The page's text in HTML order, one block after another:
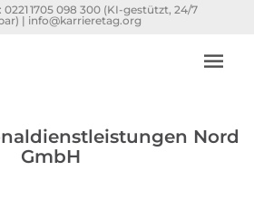
0221 1705 098 300 (KI-gestützt, 24/7
| info@karrieretag.org
Nord
GmbH